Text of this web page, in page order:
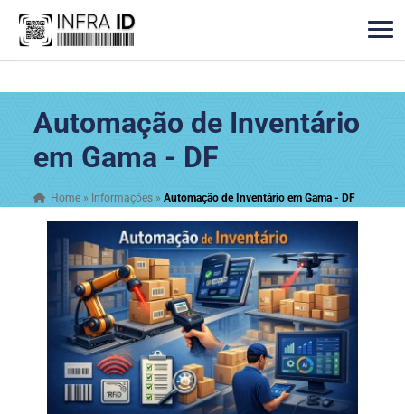
Automação de Inventário
em Gama - DF
Home » Informações »Automação de Inventário em Gama - DF